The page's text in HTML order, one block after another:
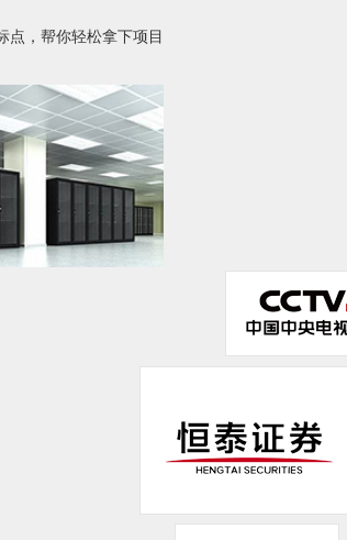
点，帮你轻松拿下项目